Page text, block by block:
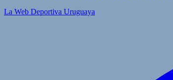
La Web Deportiva Uruguaya